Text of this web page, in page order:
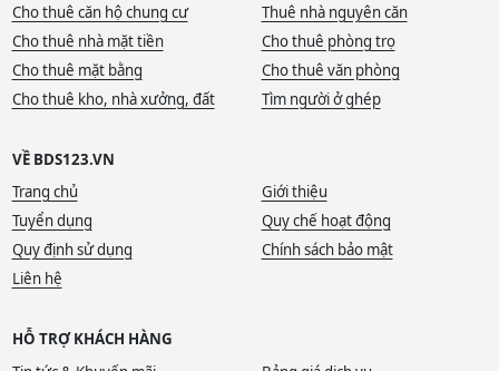
Cho thuê căn hộ chung cư
Thuê nhà nguyên căn
Cho thuê nhà mặt tiền
Cho thuê phòng trọ
Cho thuê mặt bằng
Cho thuê văn phòng
Cho thuê kho, nhà xưởng, đất
Tìm người ở ghép
VỀ BDS123.VN
Trang chủ
Giới thiệu
Tuyển dụng
Quy chế hoạt động
Quy định sử dụng
Chính sách bảo mật
Liên hệ
HỖ TRỢ KHÁCH HÀNG